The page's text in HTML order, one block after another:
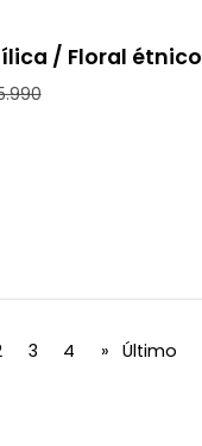
/ Floral étnico
3 4 » Último